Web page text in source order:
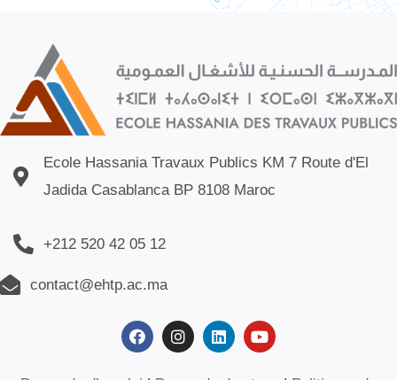
Ecole Hassania Travaux Publics KM 7 Route d'El
Jadida Casablanca BP 8108 Maroc
+212 520 42 05 12
contact@ehtp.ac.ma